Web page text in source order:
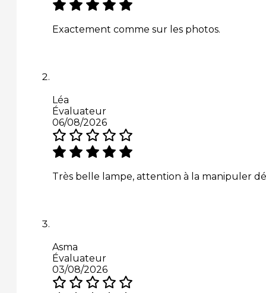
Exactement comme sur les photos.
Léa
Évaluateur
06/08/2026
Très belle lampe, attention à la manipuler
Asma
Évaluateur
03/08/2026